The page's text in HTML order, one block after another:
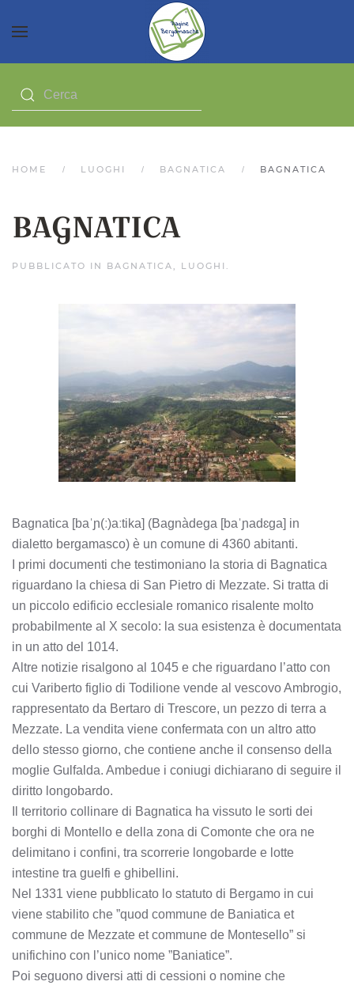
HOME LUOGHI BAGNATICA BAGNATICA
BAGNATICA
PUBBLICATO IN BAGNATICA, LUOGHI .
Bagnatica [baˈɲ(ː)aːtika] (Bagnàdega [baˈɲadɛɡa] in
dialetto bergamasco) è un comune di 4360 abitanti.
I primi documenti che testimoniano la storia di Bagnatica
riguardano la chiesa di San Pietro di Mezzate. Si tratta di
un piccolo edificio ecclesiale romanico risalente molto
probabilmente al X secolo: la sua esistenza è documentata
in un atto del 1014.
Altre notizie risalgono al 1045 e che riguardano l’atto con
cui Variberto figlio di Todilione vende al vescovo Ambrogio,
rappresentato da Bertaro di Trescore, un pezzo di terra a
Mezzate. La vendita viene confermata con un altro atto
dello stesso giorno, che contiene anche il consenso della
moglie Gulfalda. Ambedue i coniugi dichiarano di seguire il
diritto longobardo.
Il territorio collinare di Bagnatica ha vissuto le sorti dei
borghi di Montello e della zona di Comonte che ora ne
delimitano i confini, tra scorrerie longobarde e lotte
intestine tra guelfi e ghibellini.
Nel 1331 viene pubblicato lo statuto di Bergamo in cui
viene stabilito che ”quod commune de Baniatica et
commune de Mezzate et commune de Montesello” si
unifichino con l’unico nome ”Baniatice”.
Poi seguono diversi atti di cessioni o nomine che